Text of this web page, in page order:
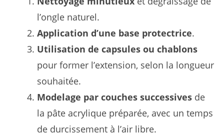
l’ongle naturel.
Application d’une base protectrice.
Utilisation de capsules ou chablons
pour former l’extension, selon la longueur
souhaitée.
Modelage par couches successives de
la pâte acrylique préparée, avec un temps
de durcissement à l’air libre.